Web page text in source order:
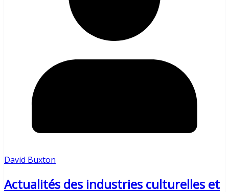
David Buxton
Actualités des industries culturelles et